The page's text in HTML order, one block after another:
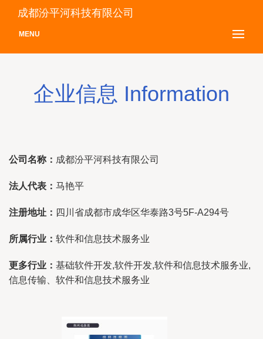
成都汾平河科技有限公司
MENU
企业信息 Information
公司名称： 成都汾平河科技有限公司
法人代表： 马艳平
注册地址： 四川省成都市成华区华泰路3号5F-A294号
所属行业： 软件和信息技术服务业
更多行业： 基础软件开发,软件开发,软件和信息技术服务业,
信息传输、软件和信息技术服务业